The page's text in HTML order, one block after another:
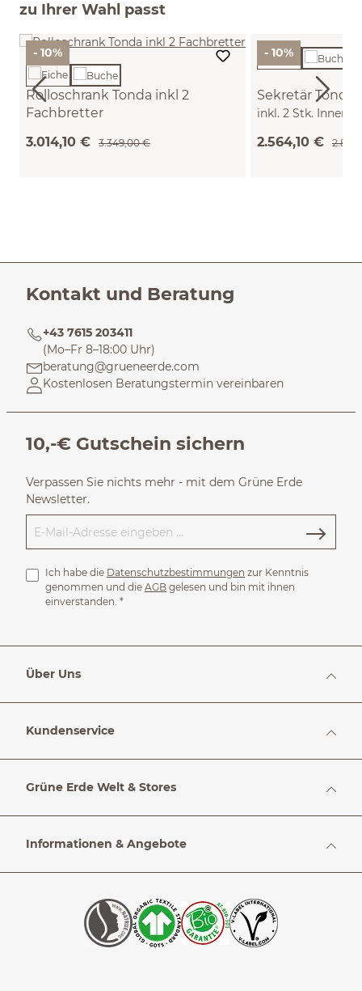
zu Ihrer Wahl passt
- 10%
Rolloschrank Tonda inkl 2
Fachbretter
3.014,10 € 3.349,00 €
- 10%
Sekretär Tonda
inkl. 2 Stk.
cm (Buche)
2.564,10 €
Kontakt und Beratung
+43 7615 203411
(Mo–Fr 8–18:00 Uhr)
beratung@grueneerde.com
Kostenlosen Beratungstermin vereinbaren
10,-€ Gutschein sichern
Verpassen Sie nichts mehr - mit dem Grüne Erde
Newsletter.
Ich habe die Datenschutzbestimmungen zur Kenntnis
genommen und die AGB gelesen und bin mit ihnen
einverstanden. *
Über Uns
Kundenservice
Grüne Erde Welt & Stores
Informationen & Angebote